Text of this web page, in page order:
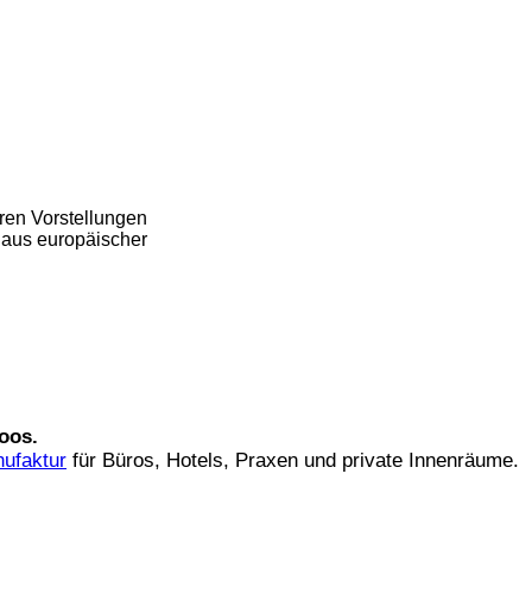
Vorstellungen
europäischer
für Büros, Hotels, Praxen und private Innenräume.